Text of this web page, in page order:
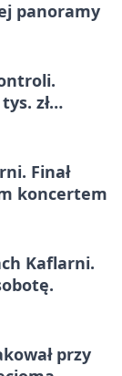
panoramy
zł
Finał
koncertem
Kaflarni.
przy